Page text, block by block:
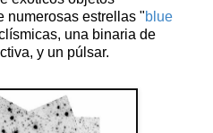
numerosas estrellas "blue
una binaria de
y un púlsar.